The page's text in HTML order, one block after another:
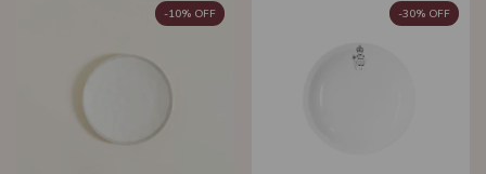
-10% OFF -30% OFF